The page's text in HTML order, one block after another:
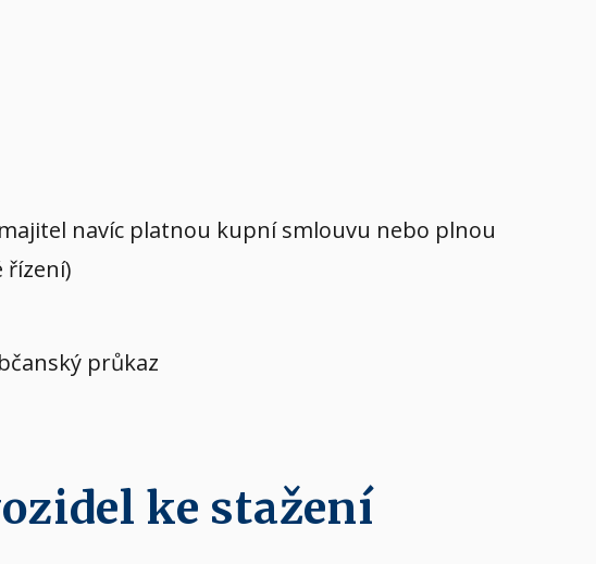
navíc platnou kupní smlouvu nebo plnou
řízení)
průkaz
ke stažení